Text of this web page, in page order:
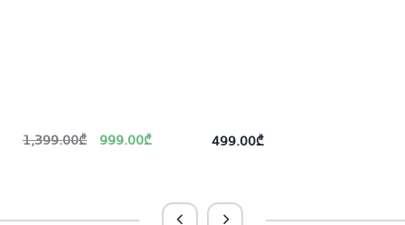
1,399.00₾
Original
price
999.00₾
Current
price 499.00₾